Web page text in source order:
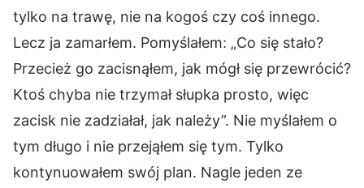
tylko na trawę, nie na kogoś czy coś innego.
Lecz ja zamarłem. Pomyślałem: „Co się stało?
Przecież go zacisnąłem, jak mógł się przewrócić?
Ktoś chyba nie trzymał słupka prosto, więc
zacisk nie zadziałał, jak należy”. Nie myślałem o
tym długo i nie przejąłem się tym. Tylko
kontynuowałem swój plan. Nagle jeden ze